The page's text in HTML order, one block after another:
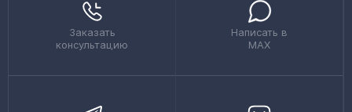
Заказать
консультацию
Написать в
MAX